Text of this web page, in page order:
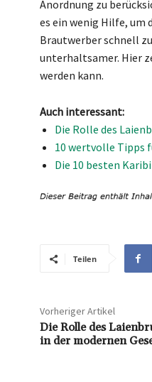
Anordnung zu
es ein wenig Hilfe, um
Brautwerber schnell
unterhaltsamer. Hier
werden kann.
Auch interessant:
Die Rolle des
10 wertvolle Tipps
Die 10 besten
Teilen
Vorheriger Artikel
Die Rolle des
in der modernen